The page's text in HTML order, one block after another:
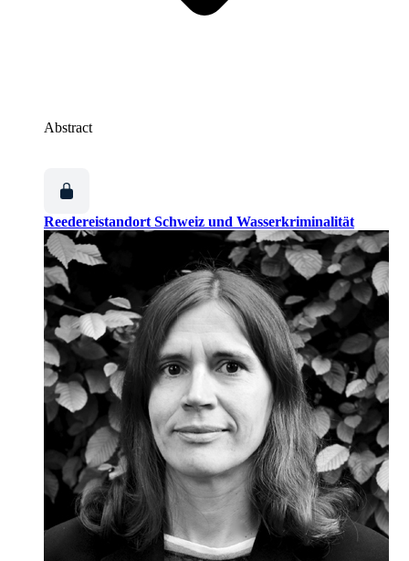
Abstract
Reedereistandort Schweiz und Wasserkriminalität